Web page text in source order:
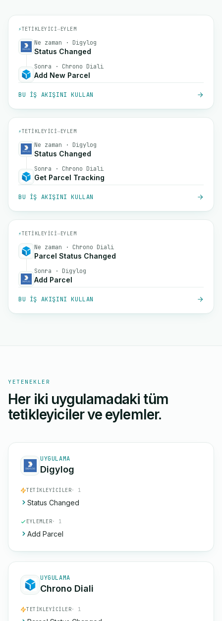
⚡TETIKLEYICI→EYLEM
Ne zaman · Digylog
Status Changed
Sonra · Chrono Diali
Add New Parcel
BU IŞ AKIŞINI KULLAN
⚡TETIKLEYICI→EYLEM
Ne zaman · Digylog
Status Changed
Sonra · Chrono Diali
Get Parcel Tracking
BU IŞ AKIŞINI KULLAN
⚡TETIKLEYICI→EYLEM
Ne zaman · Chrono Diali
Parcel Status Changed
Sonra · Digylog
Add Parcel
BU IŞ AKIŞINI KULLAN
YETENEKLER
Her iki uygulamadaki tüm
tetikleyiciler ve eylemler.
UYGULAMA
Digylog
TETIKLEYICILER· 1
Status Changed
EYLEMLER· 1
Add Parcel
UYGULAMA
Chrono Diali
TETIKLEYICILER· 1